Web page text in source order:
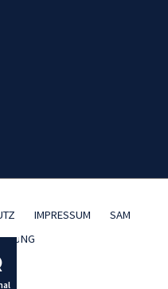
IMPRESSUM
SAM